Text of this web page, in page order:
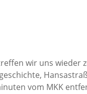
wir uns wieder
vom MKK